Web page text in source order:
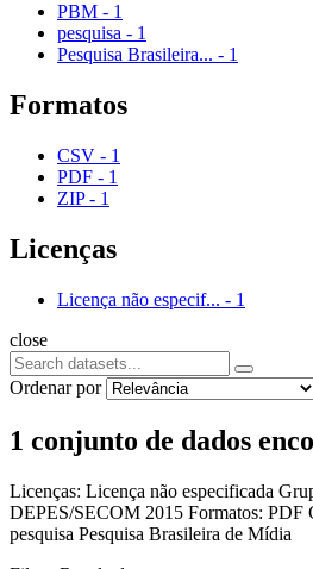
PBM - 1
pesquisa - 1
Pesquisa Brasileira... - 1
Formatos
CSV - 1
PDF - 1
ZIP - 1
Licenças
Licença não especif... - 1
close
Ordenar por
1 conjunto de dados
Licenças: Licença não especificada
DEPES/SECOM 2015 Formatos: PDF
pesquisa Pesquisa Brasileira de Mídia